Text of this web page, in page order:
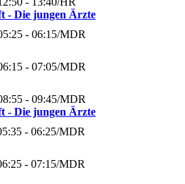
- Die jungen Ärzte
- 06:15/MDR
- 07:05/MDR
- 09:45/MDR
- Die jungen Ärzte
- 06:25/MDR
- 07:15/MDR